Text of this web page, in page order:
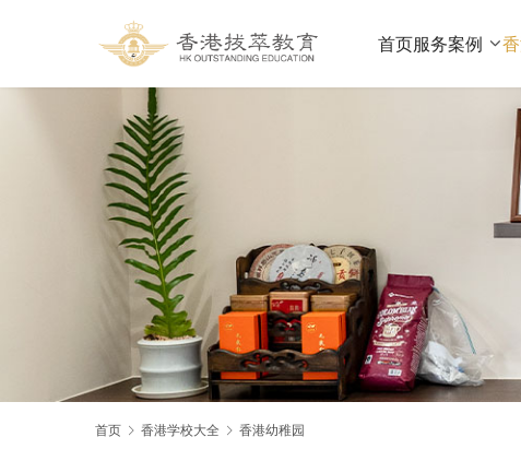
首页服务案例
首页 香港学校大全 香港幼稚园